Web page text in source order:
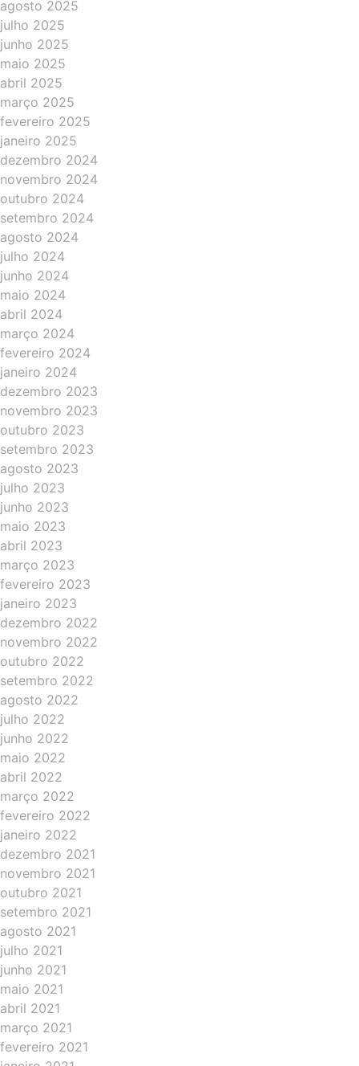
agosto 2025
julho 2025
junho 2025
maio 2025
abril 2025
março 2025
fevereiro 2025
janeiro 2025
dezembro 2024
novembro 2024
outubro 2024
setembro 2024
agosto 2024
julho 2024
junho 2024
maio 2024
abril 2024
março 2024
fevereiro 2024
janeiro 2024
dezembro 2023
novembro 2023
outubro 2023
setembro 2023
agosto 2023
julho 2023
junho 2023
maio 2023
abril 2023
março 2023
fevereiro 2023
janeiro 2023
dezembro 2022
novembro 2022
outubro 2022
setembro 2022
agosto 2022
julho 2022
junho 2022
maio 2022
abril 2022
março 2022
fevereiro 2022
janeiro 2022
dezembro 2021
novembro 2021
outubro 2021
setembro 2021
agosto 2021
julho 2021
junho 2021
maio 2021
abril 2021
março 2021
fevereiro 2021